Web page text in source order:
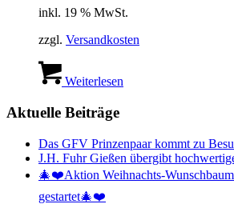
inkl. 19 % MwSt.
zzgl. Versandkosten
Weiterlesen
Aktuelle Beiträge
Das GFV Prinzenpaar kommt zu
J.H. Fuhr Gießen übergibt
🎄❤️Aktion Weihnachts-
gestartet🎄❤️